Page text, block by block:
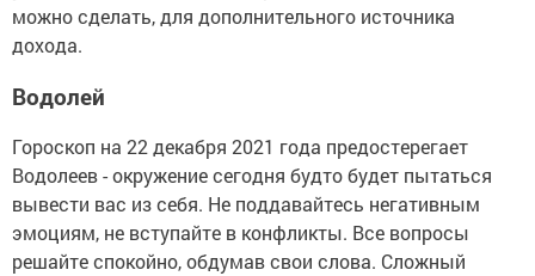
можно сделать, для дополнительного источника
дохода.
Водолей
Гороскоп на 22 декабря 2021 года предостерегает
Водолеев - окружение сегодня будто будет пытаться
вывести вас из себя. Не поддавайтесь негативным
эмоциям, не вступайте в конфликты. Все вопросы
решайте спокойно, обдумав свои слова. Сложный